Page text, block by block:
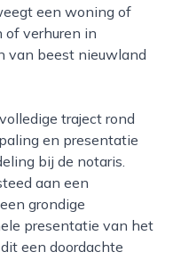
een woning of
of verhuren in
van beest nieuwland
en presentatie
bij de notaris.
aan een
grondige
presentatie van het
een doordachte